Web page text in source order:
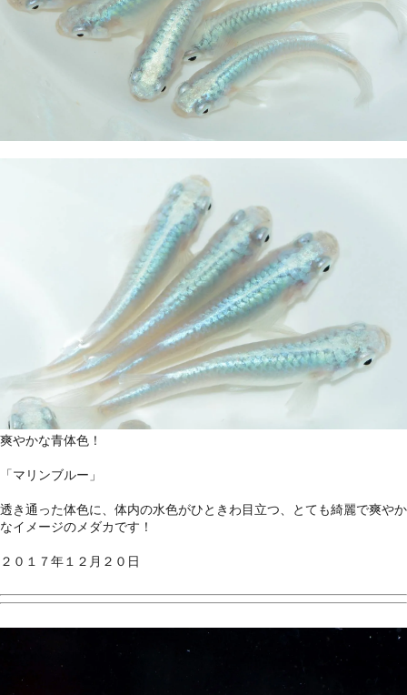
爽やかな青体色！
「マリンブルー」
透き通った体色に、体内の水色がひときわ目立つ、とても綺麗で爽やか
なイメージのメダカです！
２０１７年１２月２０日